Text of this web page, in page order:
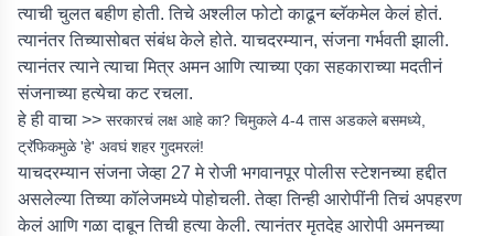
त्याची चुलत बहीण होती. तिचे अश्लील फोटो काढून ब्लॅकमेल केलं होतं.
त्यानंतर तिच्यासोबत संबंध केले होते. याचदरम्यान, संजना गर्भवती झाली.
त्यानंतर त्याने त्याचा मित्र अमन आणि त्याच्या एका सहकाराच्या मदतीनं
संजनाच्या हत्येचा कट रचला.
हे ही वाचा >> सरकारचं लक्ष आहे का? चिमुकले 4-4 तास अडकले बसमध्ये,
ट्रॅफिकमुळे 'हे' अवघं शहर गुदमरलं!
याचदरम्यान संजना जेव्हा 27 मे रोजी भगवानपूर पोलीस स्टेशनच्या हद्दीत
असलेल्या तिच्या कॉलेजमध्ये पोहोचली. तेव्हा तिन्ही आरोपींनी तिचं अपहरण
केलं आणि गळा दाबून तिची हत्या केली. त्यानंतर मृतदेह आरोपी अमनच्या